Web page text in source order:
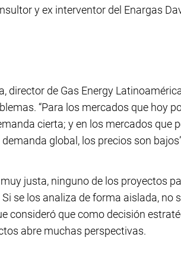
y ex interventor del Enargas
director de Gas Energy
“Para los mercados que hoy
cierta; y en los mercados que
global, los precios son
justa, ninguno de los proyectos
se los analiza de forma aislada, no
consideró que como decisión
abre muchas perspectivas.